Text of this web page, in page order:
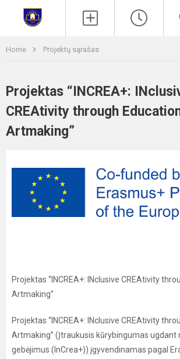
Home Projektų sąrašas
Projektas “INCREA+:
CREAtivity through
Artmaking”
Projektas “INCREA+: INclusive CREAtivity
Artmaking”
Projektas “INCREA+: INclusive CREAtivity
Artmaking” (Įtraukusis kūrybingumas ugdant
gebėjimus (InCrea+)) įgyvendinamas pagal